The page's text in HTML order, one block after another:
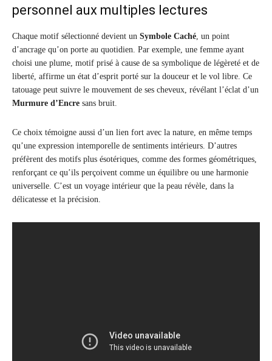
personnel aux multiples lectures
Chaque motif sélectionné devient un Symbole Caché , un point
d’ancrage qu’on porte au quotidien. Par exemple, une femme ayant
choisi une plume, motif prisé à cause de sa symbolique de légèreté et de
liberté, affirme un état d’esprit porté sur la douceur et le vol libre. Ce
tatouage peut suivre le mouvement de ses cheveux, révélant l’éclat d’un
Murmure d’Encre sans bruit.
Ce choix témoigne aussi d’un lien fort avec la nature, en même temps
qu’une expression intemporelle de sentiments intérieurs. D’autres
préfèrent des motifs plus ésotériques, comme des formes géométriques,
renforçant ce qu’ils perçoivent comme un équilibre ou une harmonie
universelle. C’est un voyage intérieur que la peau révèle, dans la
délicatesse et la précision.